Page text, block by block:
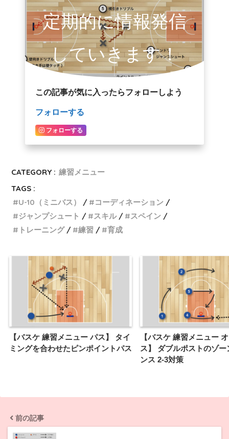
定期的に情報発信
していきます！
この記事が気に入ったらフォローしよう
フォローする
フォローする
CATEGORY : 練習メニュー
TAGS :
U-10（ミニバス）
コーディネーション
ジャンプシュート
スキル
スペイン
トレーニング
練習 育成
【バスケ 練習メニュー パス】 タイ
ミングを合わせたピンポイントパス
【バスケ 練習メニュー
ス】 ダブルポストのゾー
ンス 2-3対策
前の記事